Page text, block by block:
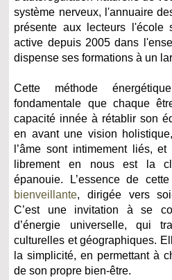
système nerveux, l'annuaire
présente aux lecteurs l'école
active depuis 2005 dans
dispense ses formations à un
Cette méthode
fondamentale que chaque
capacité innée à rétablir son
en avant une vision
l’âme sont intimement liés,
librement en nous est la
épanouie.
L’essence de cette
bienveillante, dirigée vers
C’est une invitation à se
d’énergie universelle, qui
culturelles et géographiques.
la simplicité, en permettant à
de son propre bien-être.